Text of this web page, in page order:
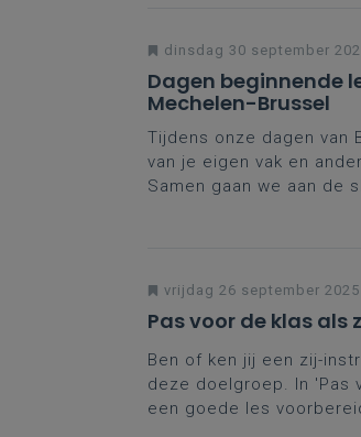
dinsdag 30 september
Dagen beginnende
Mechelen-Brussel
Tijdens onze dagen van
van je eigen vak en
Samen gaan we aan de
Mechelen
vrijdag 26 september 2025
Pas voor de klas
Ben of ken jij een zij-
deze doelgroep. In 'Pas
een goede les